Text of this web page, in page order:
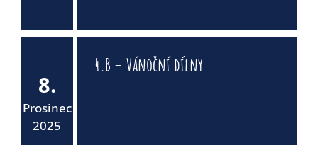
8.
Prosinec
2025
4.B – Vánoční dílny